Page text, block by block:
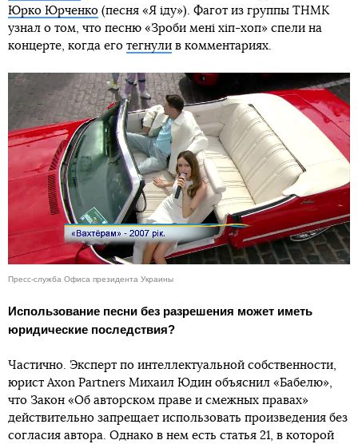
Юрко Юрченко (песня «Я іду»). Фагот из группы ТНМК
узнал о том, что песню «Зроби мені хіп-хоп» спели на
концерте, когда его тегнули в комментариях.
Пресс-служба Офиса президента Украины
Использование песни без разрешения может иметь
юридические последствия?
Частично. Эксперт по интеллектуальной собственности,
юрист Axon Partners Михаил Юдин объяснил «Бабелю»,
что Закон «Об авторском праве и смежных правах»
действительно запрещает использовать произведения без
согласия автора. Однако в нем есть статья 21, в которой